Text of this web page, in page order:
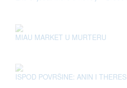
MIAU MARKET U MURTERU
ISPOD POVRŠINE: ANIN I